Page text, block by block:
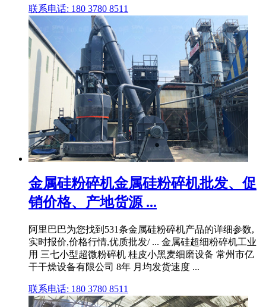
联系电话: 180 3780 8511
金属硅粉碎机金属硅粉碎机批发、促
销价格、产地货源 ...
阿里巴巴为您找到531条金属硅粉碎机产品的详细参数,
实时报价,价格行情,优质批发/ ... 金属硅超细粉碎机工业
用 三七小型超微粉碎机 桂皮小黑麦细磨设备 常州市亿
干干燥设备有限公司 8年 月均发货速度 ...
联系电话: 180 3780 8511